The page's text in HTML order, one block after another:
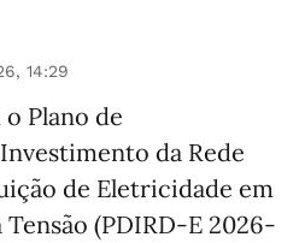
14:29
Plano de
da Rede
de Eletricidade em
(PDIRD-E 2026-